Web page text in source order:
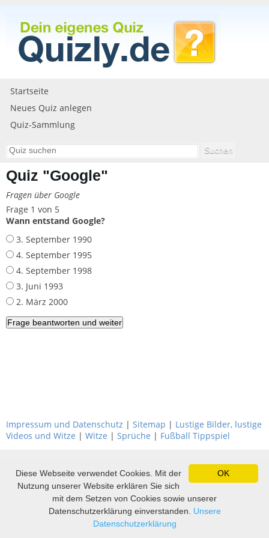
Startseite
Neues Quiz anlegen
Quiz-Sammlung
Quiz "Google"
Fragen über Google
Frage 1 von 5
Wann entstand Google?
3. September 1990
4. September 1995
4. September 1998
3. Juni 1993
2. März 2000
Impressum und Datenschutz | Sitemap | Lustige Bilder, lustige
Videos und Witze | Witze | Sprüche | Fußball Tippspiel
OK
Diese Webseite verwendet Cookies. Mit der
Nutzung unserer Website erklären Sie sich
mit dem Setzen von Cookies sowie unserer
Datenschutzerklärung einverstanden. Unsere
Datenschutzerklärung